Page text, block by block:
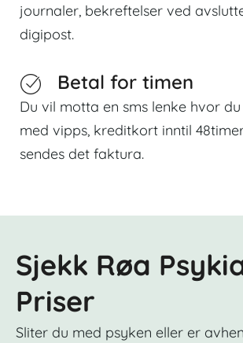
journaler, bekreftelser ved
digipost.
Betal for timen
Du vil motta en sms lenke hvor
med vipps, kreditkort inntil
sendes det faktura.
Sjekk Røa
Priser
Sliter du med psyken eller er